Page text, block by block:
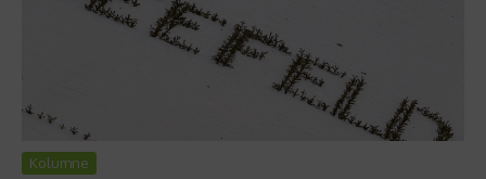
Kolumne